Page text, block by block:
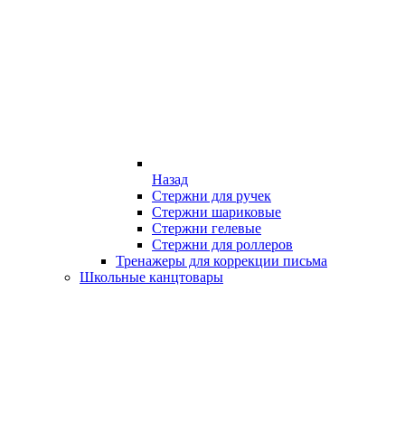
Назад
Стержни для ручек
Стержни шариковые
Стержни гелевые
Стержни для роллеров
Тренажеры для коррекции письма
Школьные канцтовары